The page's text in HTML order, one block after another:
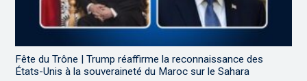
Fête du Trône | Trump réaffirme la reconnaissance des
États-Unis à la souveraineté du Maroc sur le Sahara